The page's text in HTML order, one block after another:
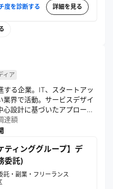
度を診断する 詳細を見る
ィア
する企業。IT、スタートアッ
業界で活動。サービスデザイ
設計に基づいたアプローチ
ユーザー体験を最適化。
ロダクトやサービスの開発
達額
ティンググループ】デ
委託)
託・副業・フリーランス